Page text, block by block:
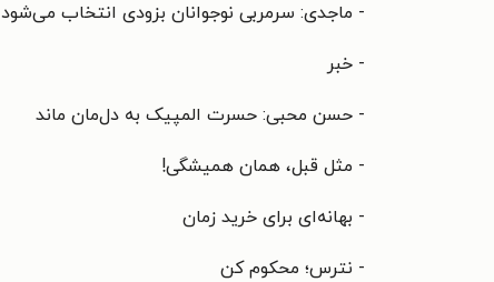
- ماجدی: سرمربی نوجوانان بزودی انتخاب می‌شود
- خبر
- حسن محبی: حسرت المپیک به دل‌مان ماند
- مثل قبل، همان همیشگی!
- بهانه‌ای برای خرید زمان
- نترس؛ محکوم کن